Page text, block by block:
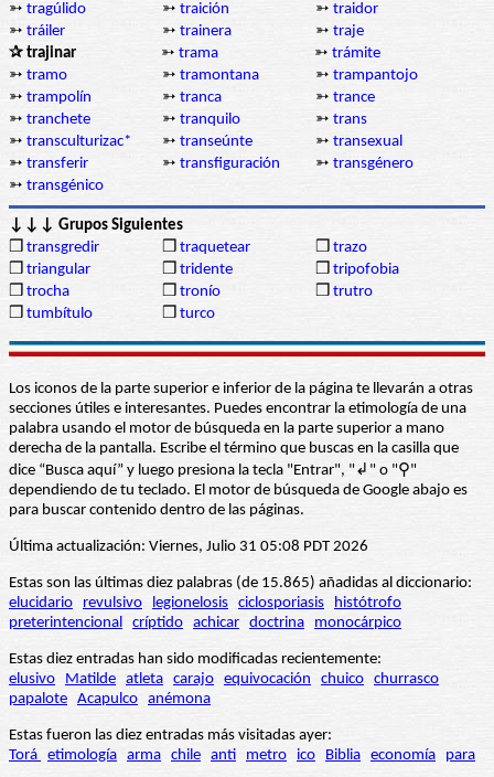
➳ tragúlido ➳ traición ➳ traidor
➳ tráiler ➳ trainera ➳ traje
✰ trajinar
➳ trama ➳ trámite
➳ tramo ➳ tramontana ➳ trampantojo
➳ trampolín ➳ tranca ➳ trance
➳ tranchete ➳ tranquilo ➳ trans
➳ transculturizac* ➳ transeúnte ➳ transexual
➳ transferir ➳ transfiguración ➳ transgénero
➳ transgénico
↓↓↓ Grupos Siguientes
❒ transgredir ❒ traquetear ❒ trazo
❒ triangular ❒ tridente ❒ tripofobia
❒ trocha ❒ tronío ❒ trutro
❒ tumbítulo ❒ turco
Los iconos de la parte superior e inferior de la página te llevarán a otras
secciones útiles e interesantes. Puedes encontrar la etimología de una
palabra usando el motor de búsqueda en la parte superior a mano
derecha de la pantalla. Escribe el término que buscas en la casilla que
dice “Busca aquí” y luego presiona la tecla "Entrar", "↲" o "⚲"
dependiendo de tu teclado. El motor de búsqueda de Google abajo es
para buscar contenido dentro de las páginas.
Última actualización: Viernes, Julio 31 05:08 PDT 2026
Estas son las últimas diez palabras (de 15.865) añadidas al diccionario:
elucidario
revulsivo legionelosis ciclosporiasis
histótrofo
preterintencional críptido achicar doctrina monocárpico
Estas diez entradas han sido modificadas recientemente:
elusivo
Matilde atleta carajo equivocación chuico churrasco
papalote Acapulco anémona
Estas fueron las diez entradas más visitadas ayer:
Torá etimología arma chile anti metro ico Biblia economía para